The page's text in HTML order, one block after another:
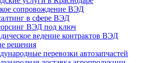
сопровождение ВЭД
в сфере ВЭД
ВЭД под ключ
ведение контрактов ВЭД
решения
перевозки автозапчастей